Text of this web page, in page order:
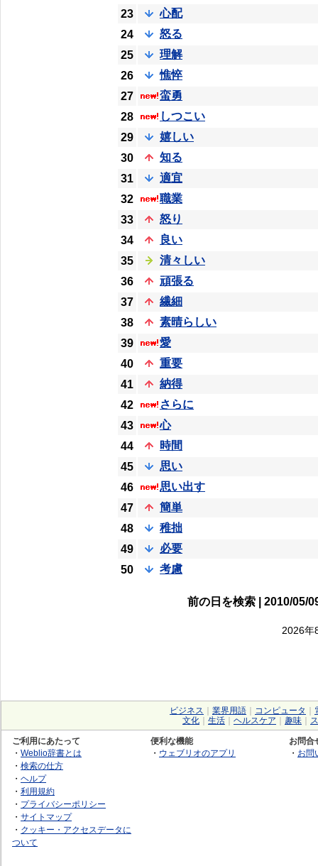
23
心配
24
怒る
25
理解
26
憔悴
27
蛮勇
28
しつこい
29
嬉しい
30
知る
31
適宜
32
職業
33
怒り
34
良い
35
清々しい
36
頑張る
37
繊細
38
素晴らしい
39
愛
40
重要
41
納得
42
さらに
43
心
44
時間
45
思い
46
思い出す
47
簡単
48
稚拙
49
必要
50
考慮
前の日を検索 | 2010/05/
2026年
ビジネス 業界用語 コンピュータ
文化
生活 ヘルスケア 趣味
ご利用にあたって
・ Weblio辞書とは
・ 検索の仕方
・ ヘルプ
・ 利用規約
・ プライバシーポリシー
・ サイトマップ
・ クッキー・アクセスデータに
ついて
便利な機能
・ ウェブリオのアプリ
お問合
・ お問